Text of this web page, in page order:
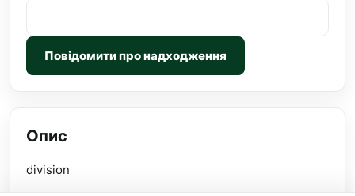
Повідомити про надходження
Опис
division